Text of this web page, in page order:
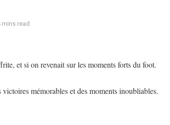
mins read
et si on revenait sur les moments forts du foot.
mémorables et des moments inoubliables.